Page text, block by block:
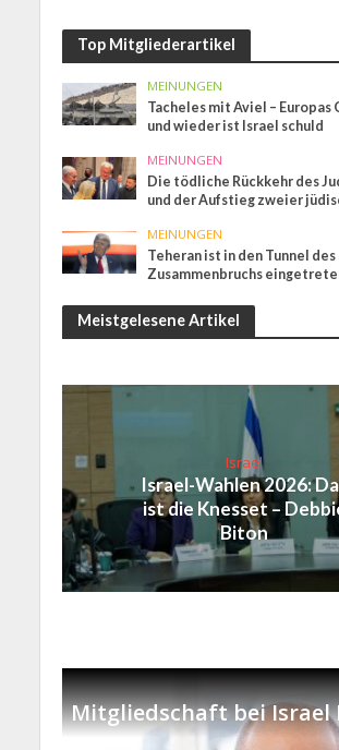
Top Mitgliederartikel
MEINUNGEN
Tacheles mit Aviel – Europas
und wieder ist Israel schuld
MEINUNGEN
Die tödliche Rückkehr des
und der Aufstieg zweier
MEINUNGEN
Teheran ist in den Tunnel des
Zusammenbruchs
Meistgelesene Artikel
Israel
Israel-Wahlen 2026:
ist die Knesset –
Biton
Mitgliedschaft bei Israel